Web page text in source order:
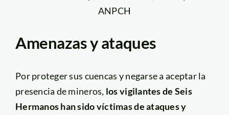
ANPCH
Amenazas y ataques
Por proteger sus cuencas y negarse a aceptar la
presencia de mineros, los vigilantes de Seis
Hermanos han sido víctimas de ataques y